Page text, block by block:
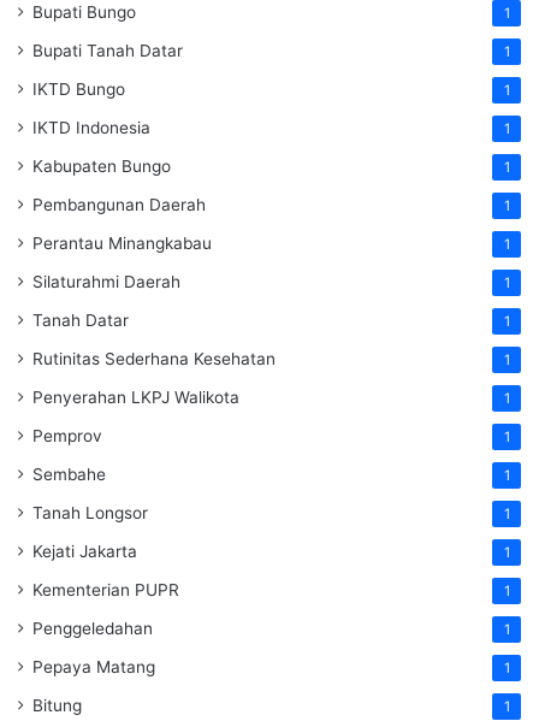
Bupati Bungo 1
Bupati Tanah Datar 1
IKTD Bungo 1
IKTD Indonesia 1
Kabupaten Bungo 1
Pembangunan Daerah 1
Perantau Minangkabau 1
Silaturahmi Daerah 1
Tanah Datar 1
Rutinitas Sederhana Kesehatan 1
Penyerahan LKPJ Walikota 1
Pemprov 1
Sembahe 1
Tanah Longsor 1
Kejati Jakarta 1
Kementerian PUPR 1
Penggeledahan 1
Pepaya Matang 1
Bitung 1